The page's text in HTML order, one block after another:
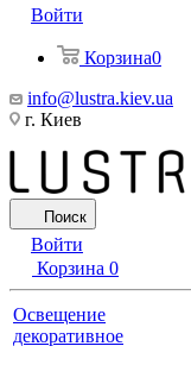
Войти
Корзина0
info@lustra.kiev.ua
г. Киев
Поиск
Войти
Корзина 0
Освещение
декоративное